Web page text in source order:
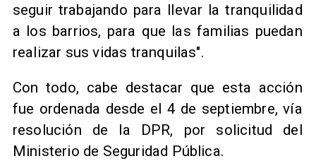
seguir trabajando para llevar la tranquilidad
a los barrios, para que las familias puedan
realizar sus vidas tranquilas".
Con todo, cabe destacar que esta acción
fue ordenada desde el 4 de septiembre, vía
resolución de la DPR, por solicitud del
Ministerio de Seguridad Pública.